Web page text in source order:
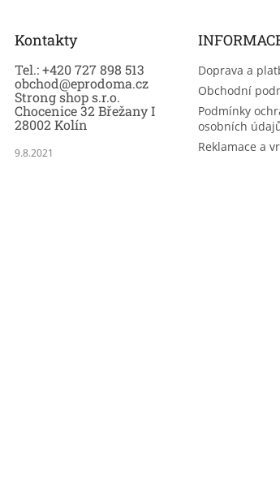
Kontakty
Tel.: +420 727 898 513
obchod@eprodoma.cz
Strong shop s.r.o.
Chocenice 32 Břežany I
28002 Kolín
9.8.2021
Doprava a
Obchodní
Podmínky
osobních
Reklamace a